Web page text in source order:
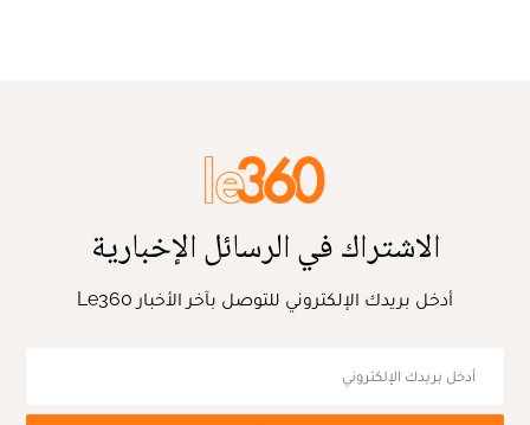
الاشتراك في الرسائل الإخبارية
أدخل بريدك الإلكتروني للتوصل بآخر الأخبار Le360